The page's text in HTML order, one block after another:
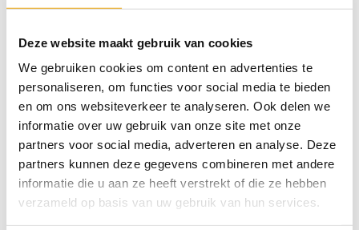
Deze website maakt gebruik van cookies
We gebruiken cookies om content en advertenties te
personaliseren, om functies voor social media te bieden
en om ons websiteverkeer te analyseren. Ook delen we
informatie over uw gebruik van onze site met onze
partners voor social media, adverteren en analyse. Deze
partners kunnen deze gegevens combineren met andere
informatie die u aan ze heeft verstrekt of die ze hebben
verzameld op basis van uw gebruik van hun services.
Afmeting Pax (bxh)
Draairichting
Concreta landscape, Deur voor Pax aantal
Toevoegen aan winkelwagen